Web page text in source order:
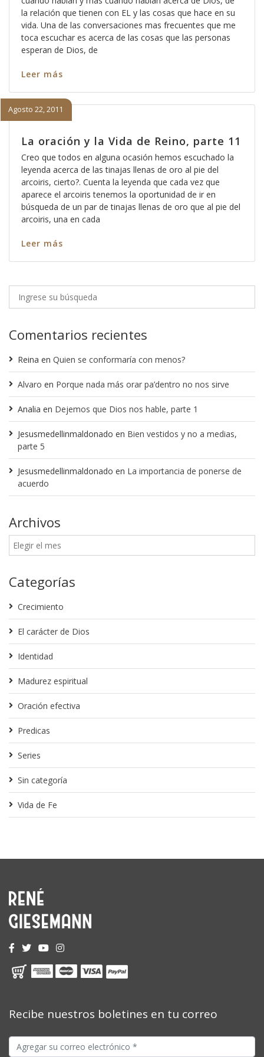
la relación que tienen con EL y las cosas que hace en su
vida. Una de las conversaciones mas frecuentes que me
toca escuchar es acerca de las cosas que las personas
esperan de Dios, de
Leer más
La oración y la Vida de Reino, parte 11
Agosto 22, 2011
Creo que todos en alguna ocasión hemos escuchado la
leyenda acerca de las tinajas llenas de oro al pie del
arcoiris, cierto?. Cuenta la leyenda que cada vez que
aparece el arcoiris tenemos la oportunidad de ir en
búsqueda de un par de tinajas llenas de oro que al pie del
arcoiris, una en cada
Leer más
Comentarios recientes
Reina en Quien se conformaría con menos?
Alvaro en Porque nada más orar pa’dentro no nos sirve
Analia en Dejemos que Dios nos hable, parte 1
Jesusmedellinmaldonado en Bien vestidos y no a medias,
parte 5
Jesusmedellinmaldonado en La importancia de ponerse de
acuerdo
Archivos
Categorías
Crecimiento
El carácter de Dios
Identidad
Madurez espiritual
Oración efectiva
Predicas
Series
Sin categoría
Vida de Fe
Recibe nuestros boletines en tu correo